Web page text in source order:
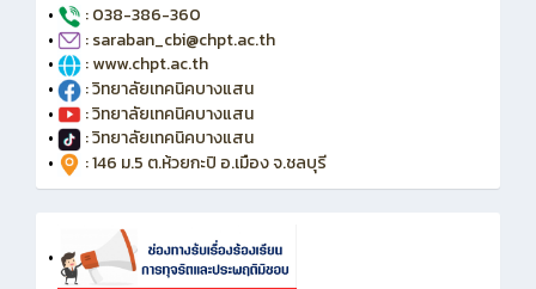
•
: 038-386-360
•
: saraban_cbi@chpt.ac.th
•
: www.chpt.ac.th
•
: วิทยาลัยเทคนิคบางแสน
•
: วิทยาลัยเทคนิคบางแสน
•
: วิทยาลัยเทคนิคบางแสน
•
: 146 ม.5 ต.ห้วยกะปิ อ.เมือง จ.ชลบุรี
•